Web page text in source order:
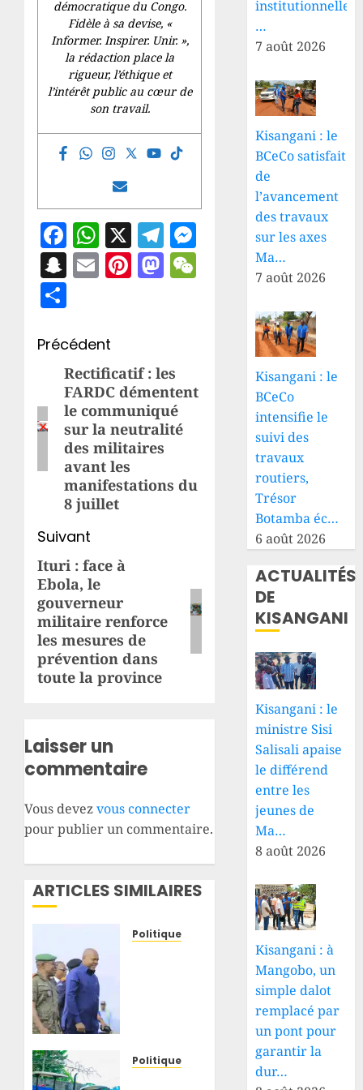
démocratique du Congo.
Fidèle à sa devise, «
Informer. Inspirer. Unir.»,
la rédaction place la
rigueur, l’éthique et
l’intérêt public au cœur de
son travail.
Facebook
WhatsApp
X Telegram
Messenger
Snapchat
EmailPinterest
Mastodon
WeChat
Navigation
d’article
Précédent
Article
précédent:
Rectificatif : les
FARDC démentent
le communiqué
sur la neutralité
des militaires
avant les
manifestations du
8 juillet
Suivant
Article
suivant:
Ituri : face à
Ebola, le
gouverneur
militaire renforce
les mesures de
prévention dans
toute la province
Laisser un
commentaire
Vous devezvous connecter
pour publier un commentaire.
ARTICLES SIMILAIRES
Politique
Bunia
Politique
institutionnelle
…
7 août 2026
Kisangani : le
BCeCo satisfait
de
l’avancement
des travaux
sur les axes
Ma…
7 août 2026
Kisangani : le
BCeCo
intensifie le
suivi des
travaux
routiers,
Trésor
Botamba éc…
6 août 2026
ACTUALITÉS
DE
KISANGANI
Kisangani : le
ministre Sisi
Salisali apaise
le différend
entre les
jeunes de
Ma…
8 août 2026
Kisangani : à
Mangobo, un
simple dalot
remplacé par
un pont pour
garantir la
dur…